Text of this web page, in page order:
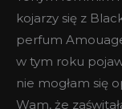
kojarzy się z
perfum
w tym roku
nie mogłam się
Wam, że